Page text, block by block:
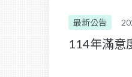
最新公告
114年滿意